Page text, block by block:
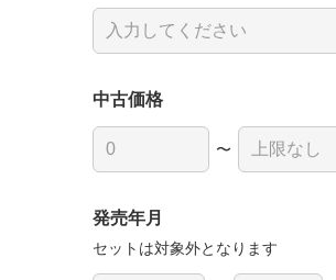
中古価格
〜
発売年月
セットは対象外となります